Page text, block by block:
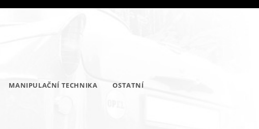
MANIPULAČNÍ TECHNIKA OSTATNÍ